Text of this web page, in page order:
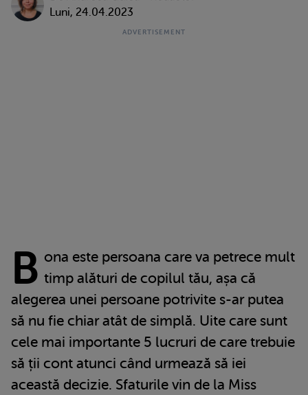
Luni, 24.04.2023
B ona este persoana care va petrece mult
timp alături de copilul tău, așa că
alegerea unei persoane potrivite s-ar putea
să nu fie chiar atât de simplă. Uite care sunt
cele mai importante 5 lucruri de care trebuie
să ții cont atunci când urmează să iei
această decizie. Sfaturile vin de la Miss